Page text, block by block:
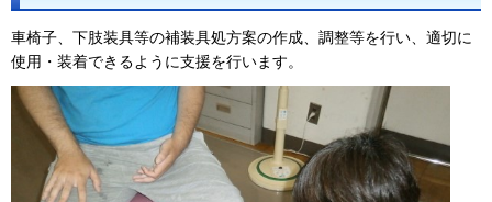
車椅子、下肢装具等の補装具処方案の作成、調整等を行い、適切に
使用・装着できるように支援を行います。